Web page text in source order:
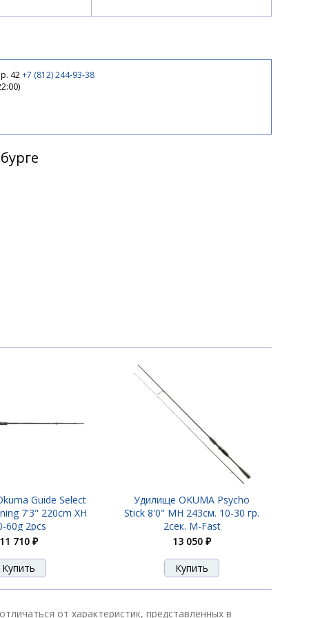
42+7 (812) 244-93-38
Guide Select
7'3" 220cm XH
60g 2pcs
11 710 ₽
Удилище OKUMA Psycho
Stick 8'0" MH 243см. 10-30 гр.
2сек. M-Fast
13 050 ₽
от характеристик, представленных в